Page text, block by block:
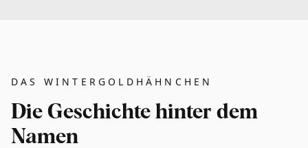
DAS WINTERGOLDHÄHNCHEN
Die Geschichte hinter dem
Namen